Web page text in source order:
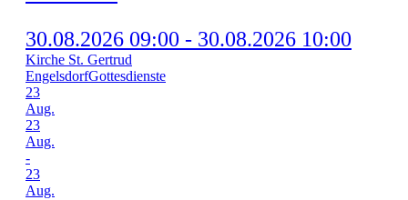
30.08.2026 09:00 - 30.08.2026 10:00
Kirche St. Gertrud
EngelsdorfGottesdienste
23
Aug.
23
Aug.
-
23
Aug.